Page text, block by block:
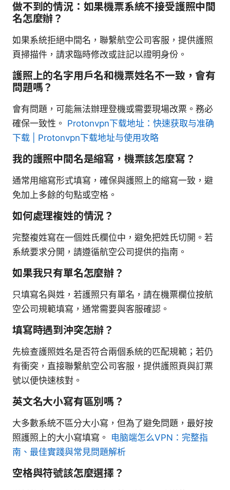
做不到的情況：如果機票系統不接受護照中間
名怎麼辦？
如果系統拒絕中間名，聯繫航空公司客服，提供護照
頁掃描件，請求臨時修改或註記以證明身份。
護照上的名字用戶名和機票姓名不一致，會有
問題嗎？
會有問題，可能無法辦理登機或需要現場改票。務必
確保一致性。 Protonvpn下载地址：快速获取与准确
下载 | Protonvpn下载地址与使用攻略
我的護照中間名是縮寫，機票該怎麼寫？
通常用縮寫形式填寫，確保與護照上的縮寫一致，避
免加上多餘的句點或空格。
如何處理複姓的情況？
完整複姓寫在一個姓氏欄位中，避免把姓氏切開。若
系統要求分開，請遵循航空公司提供的指南。
如果我只有單名怎麼辦？
只填寫名與姓，若護照只有單名，請在機票欄位按航
空公司規範填寫，通常需要與客服確認。
填寫時遇到沖突怎辦？
先檢查護照姓名是否符合兩個系統的匹配規範；若仍
有衝突，直接聯繫航空公司客服，提供護照頁與訂票
號以便快速核對。
英文名大小寫有區別嗎？
大多數系統不區分大小寫，但為了避免問題，最好按
照護照上的大小寫填寫。 电脑端怎么VPN：完整指
南、最佳實踐與常見問題解析
空格與符號該怎麼選擇？